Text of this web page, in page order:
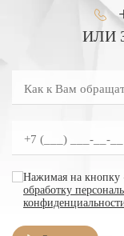
ИЛИ
согласие на
Нажимая на кнопку
обработку